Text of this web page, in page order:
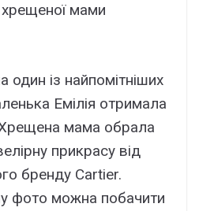
мами
один із найпомітніших
Емілія отримала
мама обрала
прикрасу від
бренду Cartier.
фото можна побачити